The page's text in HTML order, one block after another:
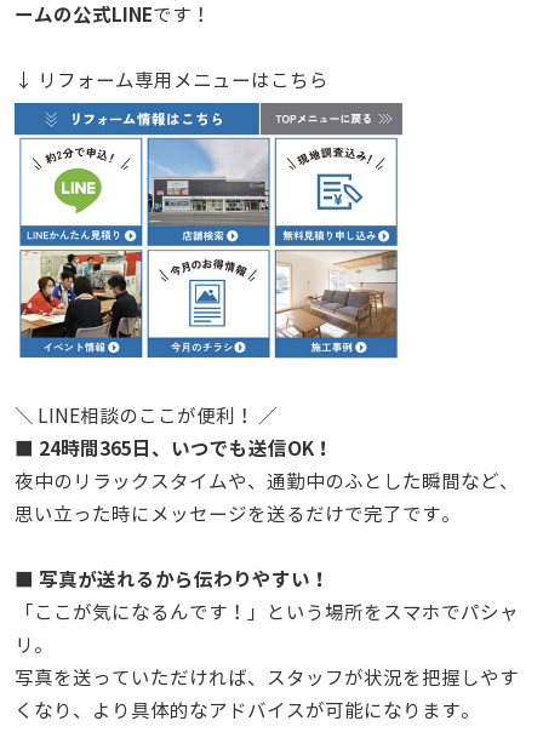
ームの公式LINEです！
↓ リフォーム専用メニューはこちら
＼ LINE相談のここが便利！ ／
■ 24時間365日、いつでも送信OK！
夜中のリラックスタイムや、通勤中のふとした瞬間など、
思い立った時にメッセージを送るだけで完了です。
■ 写真が送れるから伝わりやすい！
「ここが気になるんです！」という場所をスマホでパシャ
リ。
写真を送っていただければ、スタッフが状況を把握しやす
くなり、より具体的なアドバイスが可能になります。